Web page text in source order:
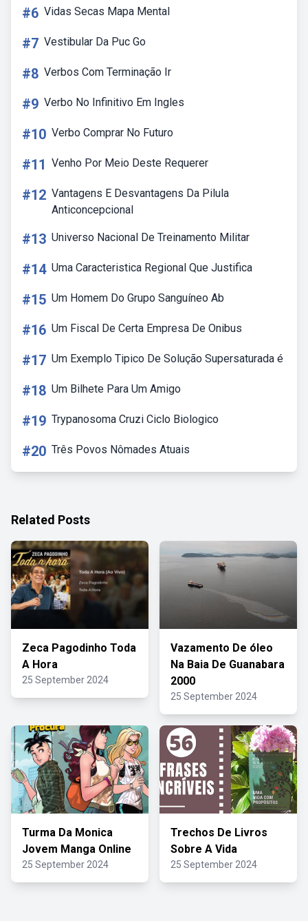
#6 Vidas Secas Mapa Mental
#7 Vestibular Da Puc Go
#8 Verbos Com Terminação Ir
#9 Verbo No Infinitivo Em Ingles
#10 Verbo Comprar No Futuro
#11 Venho Por Meio Deste Requerer
#12 Vantagens E Desvantagens Da Pilula
Anticoncepcional
#13 Universo Nacional De Treinamento Militar
#14 Uma Caracteristica Regional Que Justifica
#15 Um Homem Do Grupo Sanguíneo Ab
#16 Um Fiscal De Certa Empresa De Onibus
#17 Um Exemplo Tipico De Solução Supersaturada é
#18 Um Bilhete Para Um Amigo
#19 Trypanosoma Cruzi Ciclo Biologico
#20 Três Povos Nômades Atuais
Related Posts
Zeca Pagodinho Toda
A Hora
25 September 2024
Vazamento De óleo
Na Baia De Guanabara
2000
25 September 2024
Turma Da Monica
Jovem Manga Online
25 September 2024
Trechos De Livros
Sobre A Vida
25 September 2024